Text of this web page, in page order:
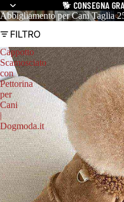
🐕 CONSEGNA
Abbigliamento per Cani Taglia
FILTRO
Cappotto
Scamosciato
con
Pettorina
per
Cani
|
Dogmoda.it